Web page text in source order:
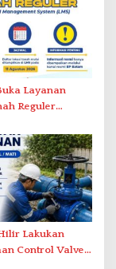
Layanan
Reguler
Lakukan
Control Valve,